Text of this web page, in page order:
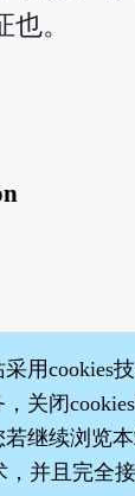
。
用cookies
关闭
若继续浏览
，并且完全